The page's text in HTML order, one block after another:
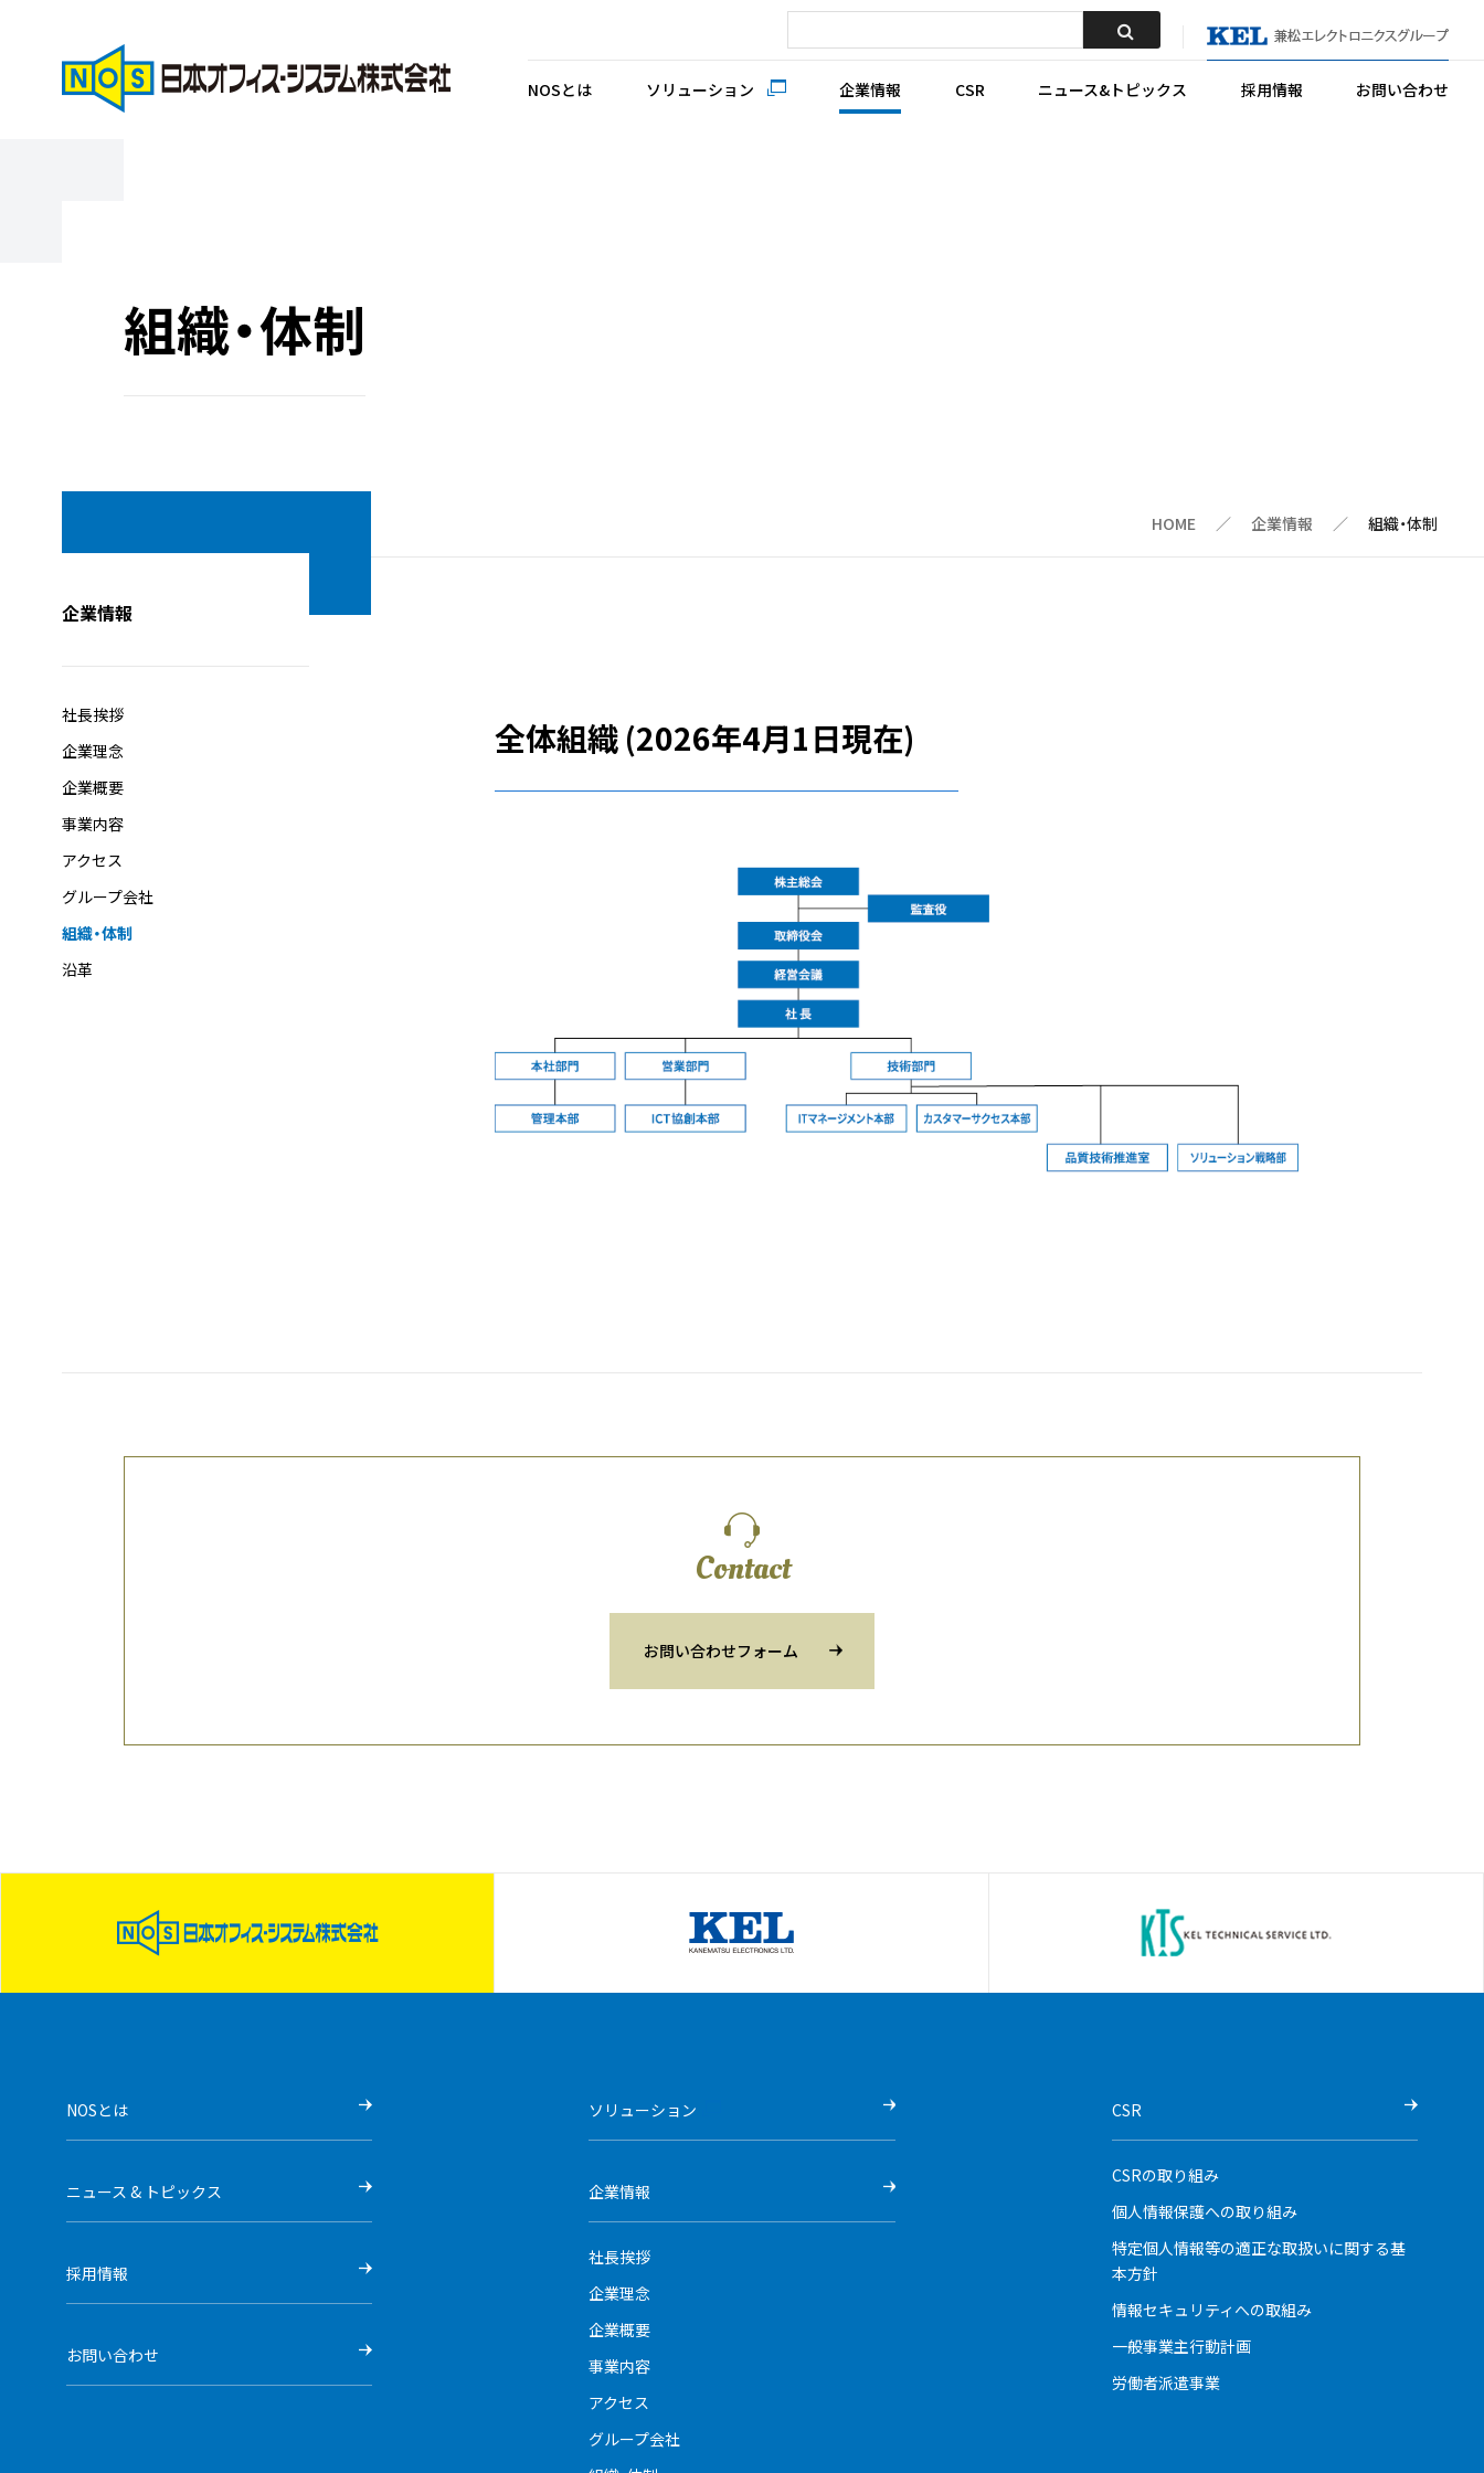
NOSとは ソリューション 企業情報 CSR ニュース&トピックス 採用情報 お問い合わせ
組織・体制
HOME 企業情報 組織・体制
全体組織 (2026年4月1日現在)
企業情報
社長挨拶
企業理念
企業概要
事業内容
アクセス
グループ会社
組織・体制
沿革
Contact
お問い合わせフォーム
NOSとは
ニュース & トピックス
採用情報
お問い合わせ
ソリューション
企業情報
社長挨拶
企業理念
企業概要
事業内容
アクセス
グループ会社
CSR
CSRの取り組み
個人情報保護への取り組み
特定個人情報等の適正な取扱いに関する基
本方針
情報セキュリティへの取組み
一般事業主行動計画
労働者派遣事業